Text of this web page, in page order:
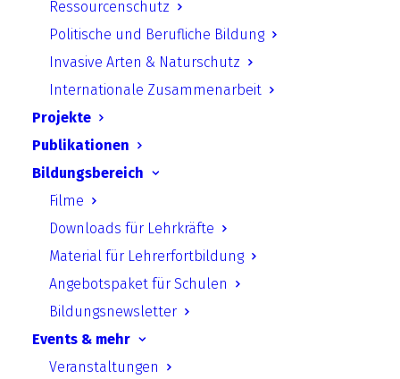
Ressourcenschutz
Politische und Berufliche Bildung
Invasive Arten & Naturschutz
Internationale Zusammenarbeit
Projekte
Publikationen
Bildungsbereich
Filme
Downloads für Lehrkräfte
Material für Lehrerfortbildung
Angebotspaket für Schulen
Bildungsnewsletter
Events & mehr
Veranstaltungen
Mitmachausstellung
Konsultationen BMUB-MONRE
(Vietnam)
CPEP
Fachtagung
Junge Reporter für die Umwelt